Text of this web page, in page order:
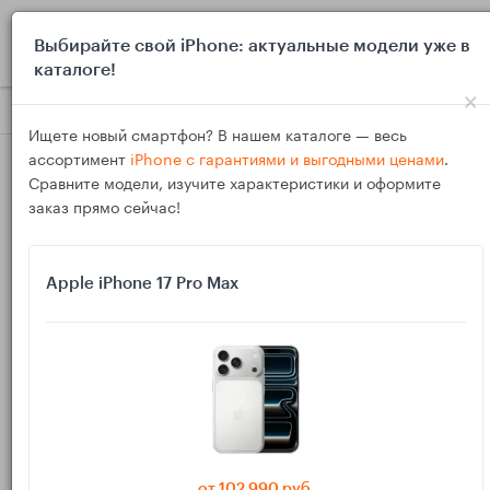
Блог Инструкции iPhone как веб‑камера для Mac:
04
iPhone как веб‑камера для Mac: Continuity
Camera без лагов — свет, крепления, звук
Выбирайте свой iPhone: актуальные модели уже в
каталоге!
×
Ищете новый смартфон? В нашем каталоге — весь
ассортимент iPhone с гарантиями и выгодными ценами.
Сравните модели, изучите характеристики и оформите
заказ прямо сейчас!
Apple iPhone 17 Pro Max